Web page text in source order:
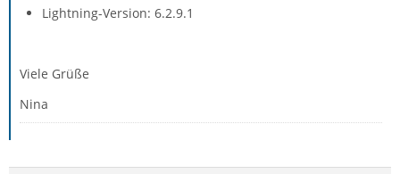
Lightning-Version: 6.2.9.1
Viele Grüße
Nina